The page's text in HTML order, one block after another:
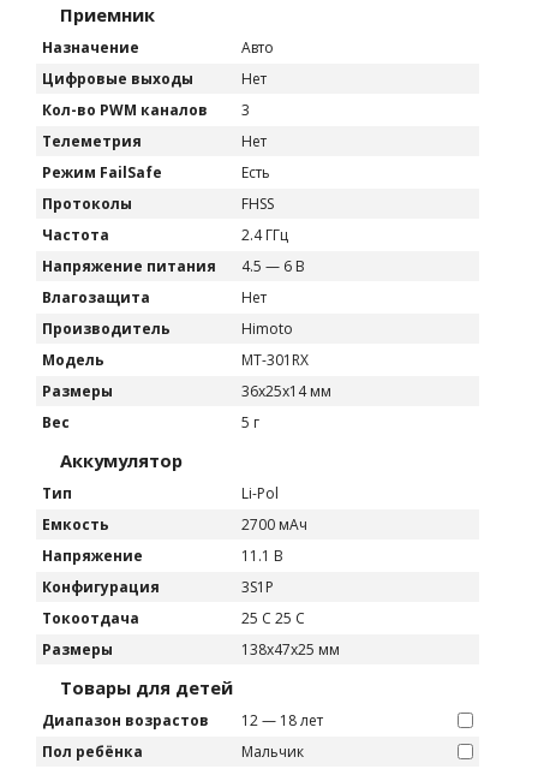
Приемник
Назначение
Авто
Цифровые выходы
Нет
Кол-во PWM каналов
3
Телеметрия
Нет
Режим FailSafe
Есть
Протоколы
FHSS
Частота
2.4 ГГц
Напряжение питания
4.5 — 6 В
Влагозащита
Нет
Производитель
Himoto
Модель
MT-301RX
Размеры
36x25x14 мм
Вес
5 г
Аккумулятор
Тип
Li-Pol
Емкость
2700 мАч
Напряжение
11.1 В
Конфигурация
3S1P
Токоотдача
25 C 25 C
Размеры
138x47x25 мм
Товары для детей
Диапазон возрастов
12 — 18 лет
Пол ребёнка
Мальчик